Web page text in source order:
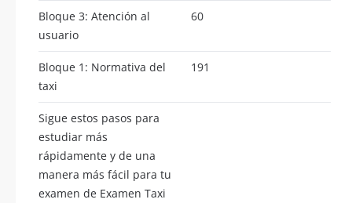
Bloque 3: Atención al
usuario
60
Bloque 1: Normativa del
taxi
191
Sigue estos pasos para
estudiar más
rápidamente y de una
manera más fácil para tu
examen de Examen Taxi